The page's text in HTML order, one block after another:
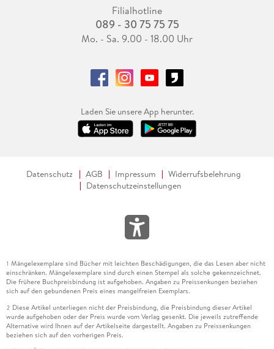
Filialhotline
089 - 30 75 75 75
Mo. - Sa. 9.00 - 18.00 Uhr
Laden Sie unsere App herunter.
Datenschutz AGB Impressum
Widerrufsbelehrung
Datenschutzeinstellungen
1 Mängelexemplare sind Bücher mit leichten Beschädigungen, die das Lesen aber nicht
einschränken. Mängelexemplare sind durch einen Stempel als solche gekennzeichnet.
Die frühere Buchpreisbindung ist aufgehoben. Angaben zu Preissenkungen beziehen
sich auf den gebundenen Preis eines mangelfreien Exemplars.
2 Diese Artikel unterliegen nicht der Preisbindung, die Preisbindung dieser Artikel
wurde aufgehoben oder der Preis wurde vom Verlag gesenkt. Die jeweils zutreffende
Alternative wird Ihnen auf der Artikelseite dargestellt. Angaben zu Preissenkungen
beziehen sich auf den vorherigen Preis.